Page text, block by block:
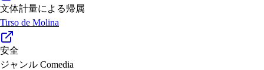
文体計量による帰属
Tirso de Molina
安全
ジャンル Comedia